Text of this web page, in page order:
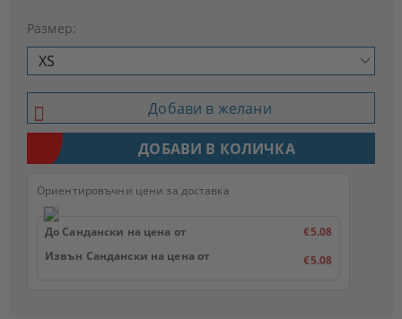
Размер:
Добави в желани
Ориентировъчни цени за доставка
До Сандански на цена от
€5.08
Извън Сандански на цена от
€5.08